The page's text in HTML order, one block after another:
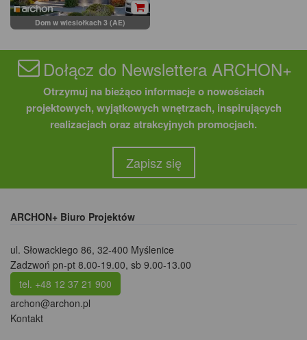
Dom w wiesiołkach 3 (AE)
Dołącz do Newslettera ARCHON+
Otrzymuj na bieżąco informacje o nowościach
projektowych, wyjątkowych wnętrzach, inspirujących
realizacjach oraz atrakcyjnych promocjach.
Zapisz się
ARCHON+ Biuro Projektów
ul. Słowackiego 86, 32-400 Myślenice
Zadzwoń pn-pt 8.00-19.00, sb 9.00-13.00
tel. +48 12 37 21 900
archon@archon.pl
Kontakt